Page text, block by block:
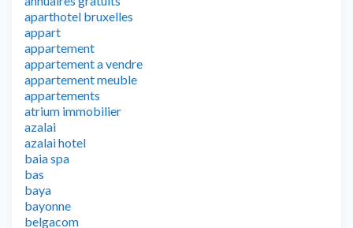
aparthotel bruxelles
appart
appartement
appartement a vendre
appartement meuble
appartements
atrium immobilier
azalai
azalai hotel
baia spa
bas
baya
bayonne
belgacom